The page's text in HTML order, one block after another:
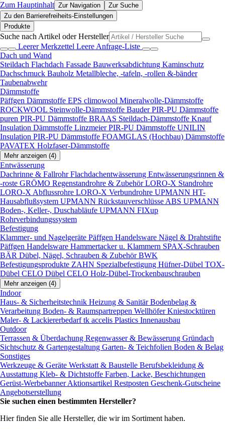
Zum Hauptinhalt Zur Navigation
Zur Suche
Zu den Barrierefreiheits-Einstellungen
Produkte
Suche nach Artikel oder Hersteller
Leerer Merkzettel Leere Anfrage-Liste
Dach und Wand
Steildach Flachdach Fassade Bauwerksabdichtung Kaminschutz
Dachschmuck Bauholz Metallbleche, -tafeln, -rollen &-bänder
Taubenabwehr
Dämmstoffe
Päffgen Dämmstoffe EPS climowool Mineralwolle-Dämmstoffe
ROCKWOOL Steinwolle-Dämmstoffe Bauder PIR-PU Dämmstoffe
puren PIR-PU Dämmstoffe BRAAS Steildach-Dämmstoffe Knauf
Insulation Dämmstoffe Linzmeier PIR-PU Dämmstoffe UNILIN
Insulation PIR-PU Dämmstoffe FOAMGLAS (Hochbau) Dämmstoffe
PAVATEX Holzfaser-Dämmstoffe
Mehr anzeigen (4)
Entwässerung
Dachrinne & FallrohrFlachdachentwässerung Entwässerungsrinnen &
-roste GRÖMO Regenstandrohre & ZubehörLORO-X Standrohre
LORO-X Abflussrohre LORO-X Verbundrohre UPMANN HT-
Hausabflußsystem UPMANN Rückstauverschlüsse ABS UPMANN
Boden-, Keller-, Duschabläufe UPMANN FIXup
Rohrverbindungssystem
Befestigung
Klammer- und Nagelgeräte Päffgen Handelsware Nägel & Drahtstifte
Päffgen Handelsware Hammertacker u. Klammern SPAX-Schrauben
BÄR Dübel, Nägel, Schrauben & ZubehörBWK
Befestigungsprodukte ZAHN Spezialbefestigung Hüfner-Dübel TOX-
Dübel CELO Dübel CELO Holz-Dübel-Trockenbauschrauben
Mehr anzeigen (4)
Indoor
Haus- & Sicherheitstechnik Heizung & SanitärBodenbelag &
Verarbeitung Boden- & Raumspartreppen Wellhöfer Kniestocktüren
Maler- & Lackiererbedarftk accelis Plastics Innenausbau
Outdoor
Terrassen & Überdachung Regenwasser & Bewässerung Gründach
Sichtschutz & Gartengestaltung Garten- & Teichfolien Boden & Belag
Sonstiges
Werkzeuge & Geräte Werkstatt & Baustelle Berufsbekleidung &
Ausstattung Kleb- & Dichtstoffe Farben, Lacke, Beschichtungen
Gerüst-WerbebannerAktionsartikel Restposten Geschenk-Gutscheine
Angebotserstellung
Sie suchen einen bestimmten Hersteller?
Hier finden Sie alle Hersteller, die wir im Sortiment haben.